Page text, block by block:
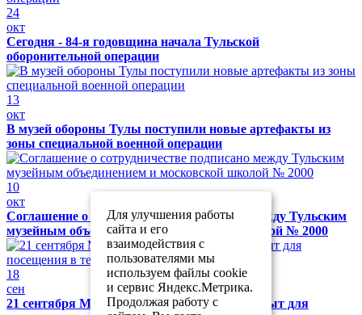
24
окт
Сегодня - 84-я годовщина начала Тульской
оборонительной операции
13
окт
В музей обороны Тулы поступили новые артефакты из
зоны специальной военной операции
10
окт
Соглашение о сотрудничестве подписано между Тульским
музейным объединением и московской школой № 2000
18
сен
21 сентября Музей обороны Тулы будет закрыт для
Для улучшения работы
сайта и его
взаимодействия с
пользователями мы
используем файлы cookie
и сервис Яндекс.Метрика.
Продолжая работу с